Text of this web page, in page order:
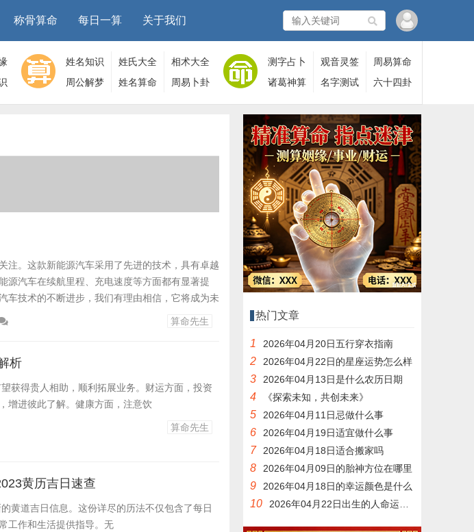
称骨算命 每日一算 关于我们
姓名知识 姓氏大全
相术大全
周公解梦
姓名算命 周易卜卦
测字占卜 观音灵签
周易算命
诸葛神算
名字测试 六十四卦
注。这款新能源汽车采用了先进的技术，具有卓越
源汽车在续航里程、充电速度等方面都有显著提
车技术的不断进步，我们有理由相信，它将成为未
算命先生
析
获得贵人相助，顺利拓展业务。财运方面，投资
增进彼此了解。健康方面，注意饮
算命先生
黄历吉日速查
黄道吉日信息。这份详尽的历法不仅包含了每日
工作和生活提供指导。无
热门文章
1 2026年04月20日五行穿衣指南
2 2026年04月22日的星座运势怎么样
3 2026年04月13日是什么农历日期
4 《探索未知，共创未来》
5 2026年04月11日忌做什么事
6 2026年04月19日适宜做什么事
7 2026年04月18日适合搬家吗
8 2026年04月09日的胎神方位在哪里
9 2026年04月18日的幸运颜色是什么
10 2026年04月22日出生的人命运如何